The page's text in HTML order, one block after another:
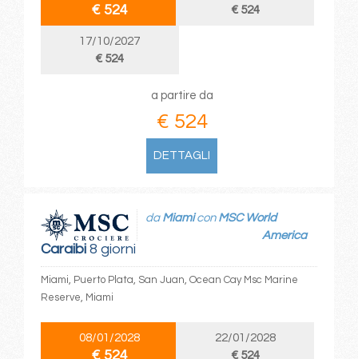
€ 524
€ 524
17/10/2027
€ 524
a partire da
€ 524
DETTAGLI
Caraibi8 giorni
da Miamicon MSC World
America
Miami, Puerto Plata, San Juan, Ocean Cay Msc Marine
Reserve, Miami
08/01/2028
€ 524
22/01/2028
€ 524